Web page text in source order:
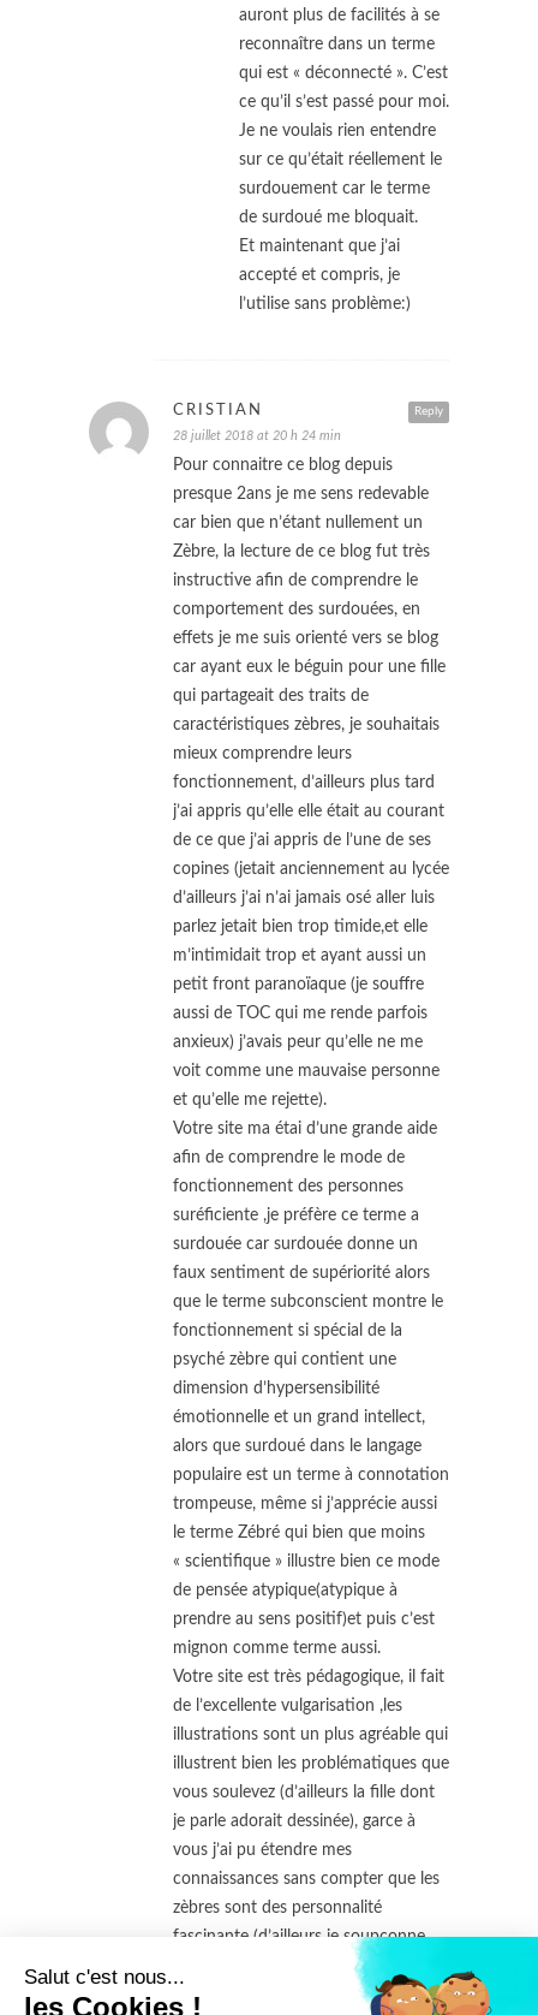
auront plus de facilités à se
reconnaître dans un terme
qui est « déconnecté ». C’est
ce qu’il s’est passé pour moi.
Je ne voulais rien entendre
sur ce qu’était réellement le
surdouement car le terme
de surdoué me bloquait.
Et maintenant que j’ai
accepté et compris, je
l’utilise sans problème:)
Reply
CRISTIAN
28 juillet 2018 at 20 h 24 min
Pour connaitre ce blog depuis
presque 2ans je me sens redevable
car bien que n’étant nullement un
Zèbre, la lecture de ce blog fut très
instructive afin de comprendre le
comportement des surdouées, en
effets je me suis orienté vers se blog
car ayant eux le béguin pour une fille
qui partageait des traits de
caractéristiques zèbres, je souhaitais
mieux comprendre leurs
fonctionnement, d’ailleurs plus tard
j’ai appris qu’elle elle était au courant
de ce que j’ai appris de l’une de ses
copines (jetait anciennement au lycée
d’ailleurs j’ai n’ai jamais osé aller luis
parlez jetait bien trop timide,et elle
m’intimidait trop et ayant aussi un
petit front paranoïaque (je souffre
aussi de TOC qui me rende parfois
anxieux) j’avais peur qu’elle ne me
voit comme une mauvaise personne
et qu’elle me rejette).
Votre site ma étai d’une grande aide
afin de comprendre le mode de
fonctionnement des personnes
suréficiente ,je préfère ce terme a
surdouée car surdouée donne un
faux sentiment de supériorité alors
que le terme subconscient montre le
fonctionnement si spécial de la
psyché zèbre qui contient une
dimension d’hypersensibilité
émotionnelle et un grand intellect,
alors que surdoué dans le langage
populaire est un terme à connotation
trompeuse, même si j’apprécie aussi
le terme Zébré qui bien que moins
« scientifique » illustre bien ce mode
de pensée atypique(atypique à
prendre au sens positif)et puis c’est
mignon comme terme aussi.
Votre site est très pédagogique, il fait
de l’excellente vulgarisation ,les
illustrations sont un plus agréable qui
illustrent bien les problématiques que
vous soulevez (d’ailleurs la fille dont
je parle adorait dessinée), garce à
vous j’ai pu étendre mes
connaissances sans compter que les
zèbres sont des personnalité
fascinante (d’ailleurs je soupçonne
plusieurs grand penseurs de l’avoir
était au vue de leurs vécus comme
Salut c'est nous...
les Cookies !